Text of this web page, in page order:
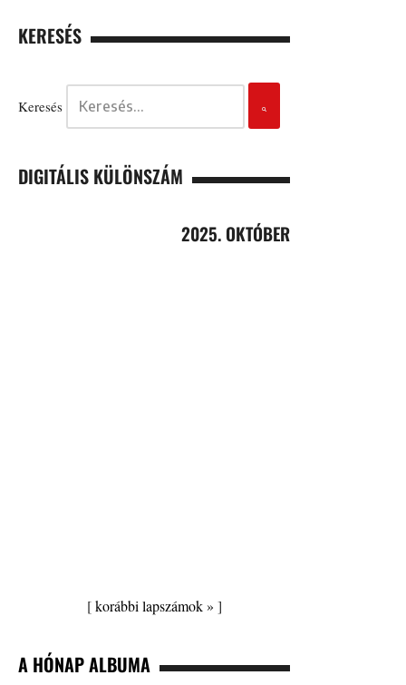
KERESÉS
Keresés
DIGITÁLIS KÜLÖNSZÁM
2025. OKTÓBER
[korábbi lapszámok » ]
A HÓNAP ALBUMA